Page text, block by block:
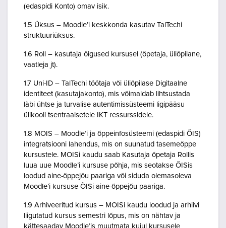
(edaspidi Konto) omav isik.
1.5 Üksus – Moodle’i keskkonda kasutav TalTechi
struktuuriüksus.
1.6 Roll – kasutaja õigused kursusel (õpetaja, üliõpilane,
vaatleja jt).
1.7 Uni-ID – TalTechi töötaja või üliõpilase Digitaalne
identiteet (kasutajakonto), mis võimaldab lihtsustada
läbi ühtse ja turvalise autentimissüsteemi ligipääsu
ülikooli tsentraalsetele IKT ressurssidele.
1.8 MOIS – Moodle’i ja õppeinfosüsteemi (edaspidi ÕIS)
integratsiooni lahendus, mis on suunatud tasemeõppe
kursustele. MOISi kaudu saab Kasutaja õpetaja Rollis
luua uue Moodle’i kursuse põhja, mis seotakse ÕISis
loodud aine-õppejõu paariga või siduda olemasoleva
Moodle’i kursuse ÕISi aine-õppejõu paariga.
1.9 Arhiveeritud kursus – MOISi kaudu loodud ja arhiivi
liigutatud kursus semestri lõpus, mis on nähtav ja
kättesaadav Moodle’is muutmata kujul kursusele